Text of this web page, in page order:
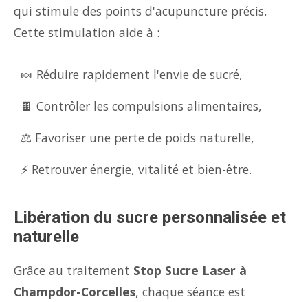
qui stimule des points d'acupuncture précis.
Cette stimulation aide à :
🍬 Réduire rapidement l'envie de sucré,
🍫 Contrôler les compulsions alimentaires,
⚖️ Favoriser une perte de poids naturelle,
⚡ Retrouver énergie, vitalité et bien-être.
Libération du sucre personnalisée et
naturelle
Grâce au traitement Stop Sucre Laser à
Champdor-Corcelles, chaque séance est